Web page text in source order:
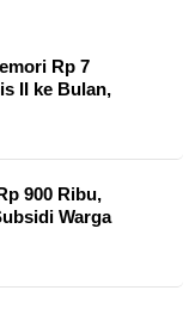
Rp 7
II ke Bulan,
900 Ribu,
Warga